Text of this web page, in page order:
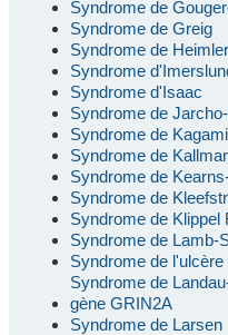
Syndrome de
Syndrome de Greig
Syndrome de Heimler
Syndrome
Syndrome d'Isaac
Syndrome de
Syndrome de
Syndrome de
Syndrome de
Syndrome de
Syndrome de Klippel
Syndrome de Lamb-
Syndrome de
Syndrome de
gène GRIN2A
Syndrome de Larsen